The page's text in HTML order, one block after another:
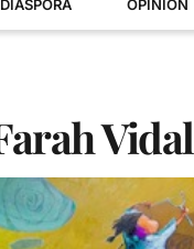
DIÁSPORA OPINION
Vidal